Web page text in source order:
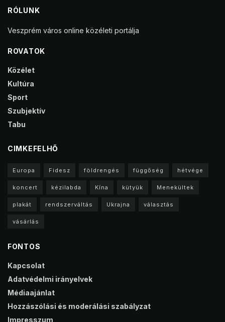
RÓLUNK
Veszprém város online közéleti portálja
ROVATOK
Közélet
Kultúra
Sport
Szubjektív
Tabu
CIMKEFELHŐ
Europa Fidesz földrengés függőség hétvége
koncert kézilabda Kína kütyük Menekültek
plakát rendszerváltás Ukrajna választás
vásárlás
FONTOS
Kapcsolat
Adatvédelmi irányelvek
Médiaajánlat
Hozzászólási és moderálási szabályzat
Impresszum